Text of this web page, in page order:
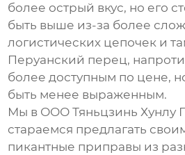
более острый вкус, но его
быть выше из-за более
логистических цепочек и
Перуанский перец,
более доступным по цене,
быть менее выраженным.
Мы в ООО Тяньцзинь Хунлу
стараемся предлагать
пикантные приправы из